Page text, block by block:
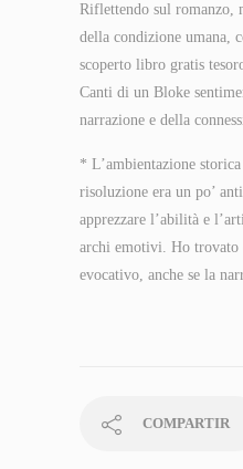
Riflettendo sul romanzo,
della condizione umana,
scoperto libro gratis
Canti di un Bloke
narrazione e della
* L’ambientazione
risoluzione era un po’
apprezzare l’abilità e
archi emotivi. Ho trovato
evocativo, anche se la
COMPARTIR